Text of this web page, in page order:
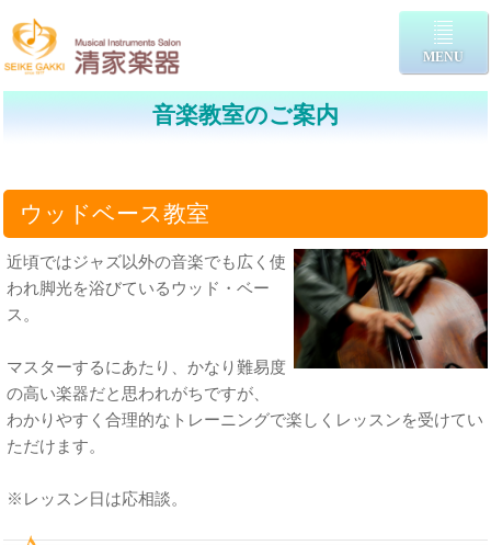
MENU
音楽教室のご案内
ウッドベース教室
近頃ではジャズ以外の音楽でも広く使
われ脚光を浴びているウッド・ベー
ス。
マスターするにあたり、かなり難易度
の高い楽器だと思われがちですが、
わかりやすく合理的なトレーニングで楽しくレッスンを受けてい
ただけます。
※レッスン日は応相談。